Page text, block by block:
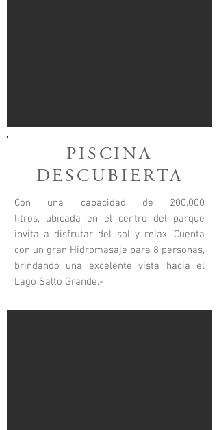
PISCINA
DESCUBIERTA
Con una capacidad de 200.000
litros, ubicada en el centro del parque
invita a disfrutar del sol y relax. Cuenta
con un gran Hidromasaje para 8 personas,
brindando una excelente vista hacia el
Lago Salto Grande.-